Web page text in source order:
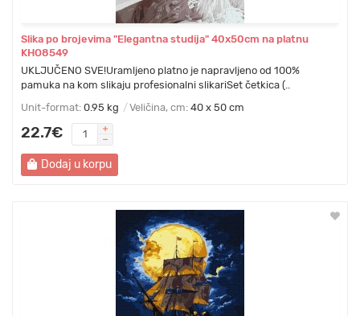
Slika po brojevima "Elegantna studija" 40x50cm na platnu
KHO8549
UKLJUČENO SVE!Uramljeno platno je napravljeno od 100%
pamuka na kom slikaju profesionalni slikariSet četkica (..
Unit-format: 0.95 kg Veličina, cm: 40 x 50 cm
22.7€
Dodaj u korpu